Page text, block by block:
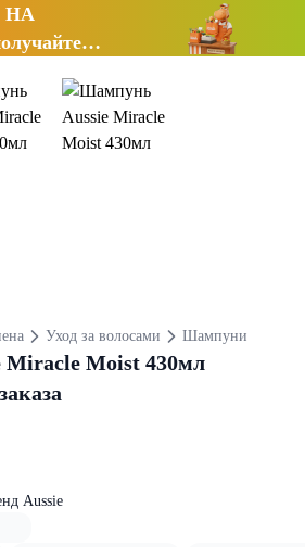
НА
Уход за волосами Шампуни
Moist 430мл
Aussie